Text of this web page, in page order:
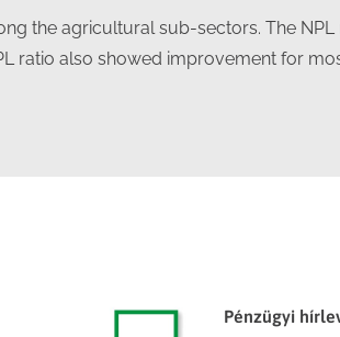
the agricultural sub-sectors. The
ratio also showed improvement for
Pénzügyi